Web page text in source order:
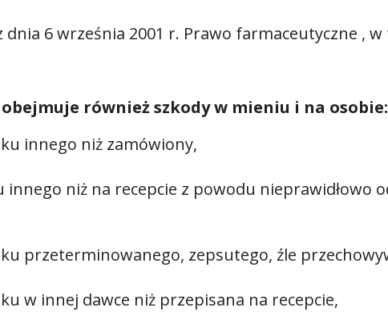
dnia 6 września 2001 r. Prawo farmaceutyczne ,
również szkody w mieniu i na osobie:
innego niż zamówiony,
innego niż na recepcie z powodu nieprawidłowo
przeterminowanego, zepsutego, źle
w innej dawce niż przepisana na recepcie,